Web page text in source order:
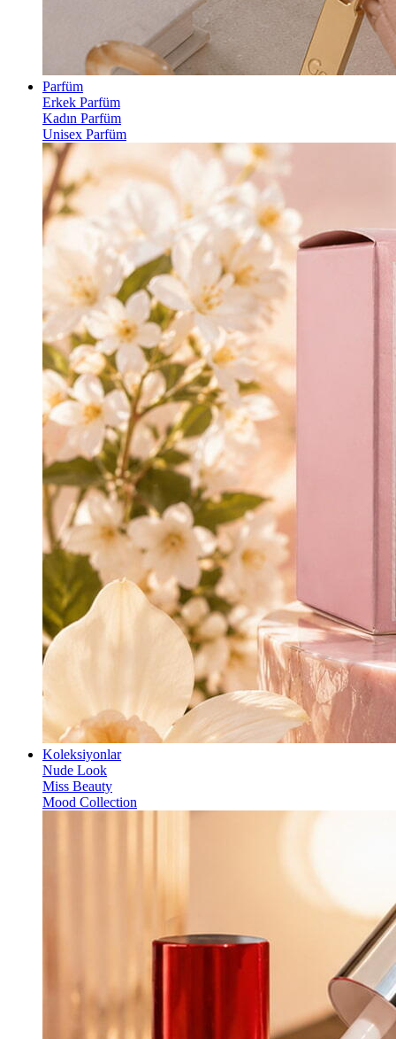
Parfüm
Erkek Parfüm
Kadın Parfüm
Unisex Parfüm
Koleksiyonlar
Nude Look
Miss Beauty
Mood Collection